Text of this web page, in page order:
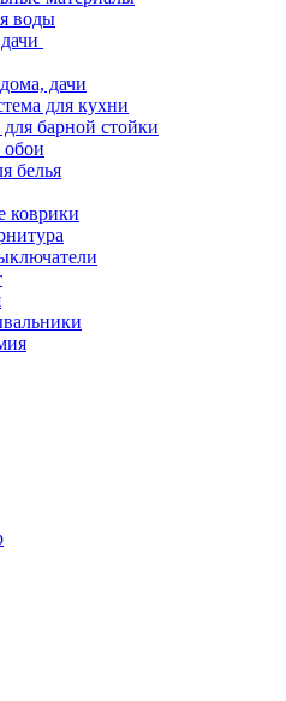
воды
дачи
для кухни
барной стойки
обои
белья
коврики